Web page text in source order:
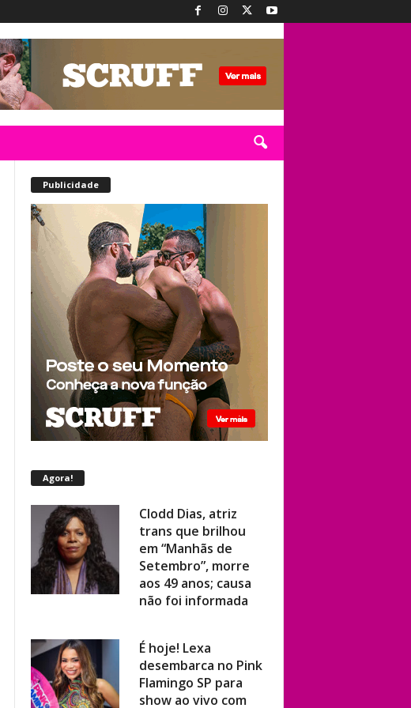
Publicidade
Agora!
Clodd Dias, atriz
trans que brilhou
em “Manhãs de
Setembro”, morre
aos 49 anos; causa
não foi informada
É hoje! Lexa
desembarca no Pink
Flamingo SP para
show ao vivo com